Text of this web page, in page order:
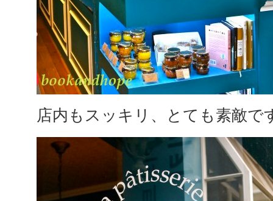
店内もスッキリ、とても素敵で